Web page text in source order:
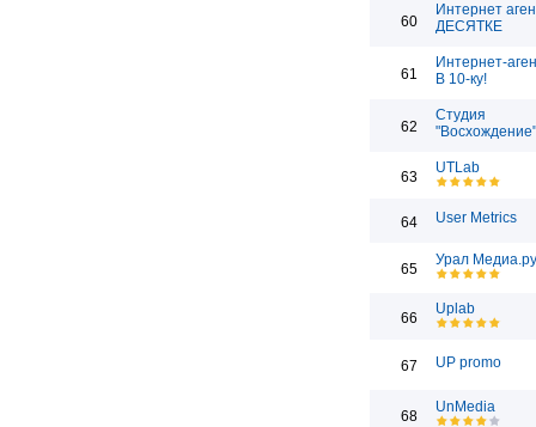
60
Интернет
ДЕСЯТКЕ
61
Интернет-
В 10-ку!
62
Студия
"Восхождение"
63
UTLab
64 User Metrics
65
Урал Медиа.ру
66
Uplab
67 UP promo
68
UnMedia